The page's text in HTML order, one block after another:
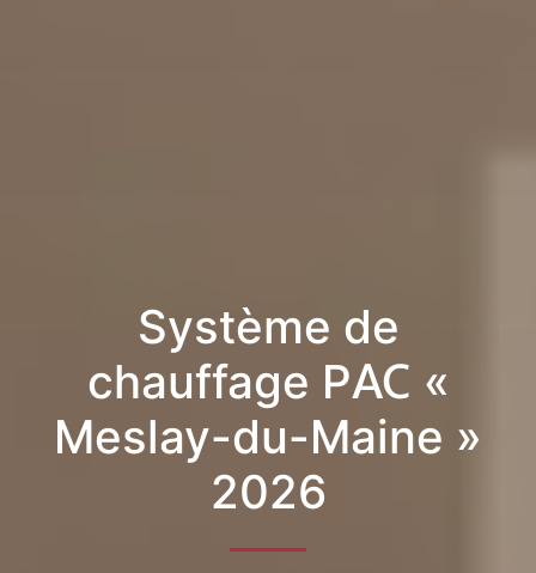
Système de
chauffage PAC «
Meslay-du-Maine »
2026